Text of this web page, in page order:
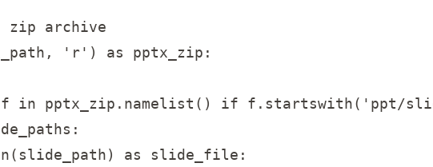
zip archive
'r') as pptx_zip:
in pptx_zip.namelist() if f.startswith('ppt/
as slide_file: